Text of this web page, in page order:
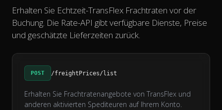
Erhalten Sie Echtzeit-TransFlex Frachtraten vor der
Buchung. Die Rate-API gibt verfügbare Dienste, Preise
und geschätzte Lieferzeiten zurück.
POST /freightPrices/list
Erhalten Sie Frachtratenangebote von TransFlex und
anderen aktivierten Spediteuren auf Ihrem Konto.